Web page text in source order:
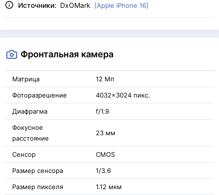
Источники: DxOMark [Apple iPhone 16]
Фронтальная камера
Матрица 12 Мп
Фоторазрешение 4032x3024 пикс.
Диафрагма f/1.9
Фокусное
расстояние
23 мм
Сенсор CMOS
Размер сенсора 1/3.6
Размер пикселя 1.12 мкм